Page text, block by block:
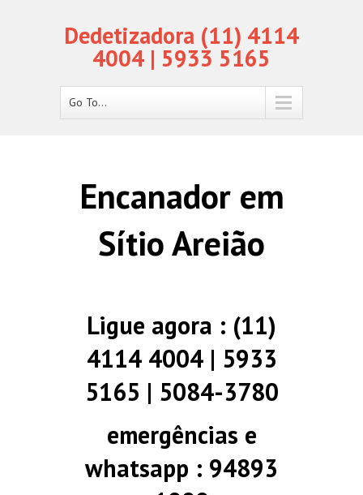
Dedetizadora (11) 4114
4004 | 5933 5165
Go To...
Encanador em
Sítio Areião
Ligue agora : (11)
4114 4004 | 5933
5165 | 5084-3780
emergências e
whatsapp : 94893